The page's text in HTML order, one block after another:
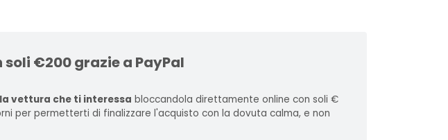
€200 grazie a PayPal
vettura che ti interessa bloccandola direttamente online con soli €
per permetterti di finalizzare l'acquisto con la dovuta calma, e non